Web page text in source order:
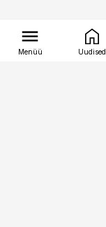
Menüü Uudised